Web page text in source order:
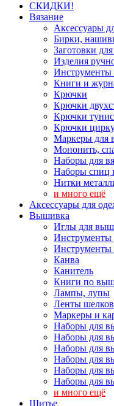
СКИДКИ!
Вязание
Аксессуары
Бирки,
Заготовки
Изделия
Инструменты
Книги и
Крючки
Крючки
Крючки
Крючки
Маркеры для
Мононить,
Наборы для
Наборы спиц
Нитки
и много ещё
Аксессуары для
Вышивка
Иглы для
Инструменты
Инструменты
Канва
Канитель
Книги по
Лампы, лупы
Ленты
Маркеры и
Наборы для
Наборы для
Наборы для
Наборы для
Наборы для
Наборы для
и много ещё
Шитье